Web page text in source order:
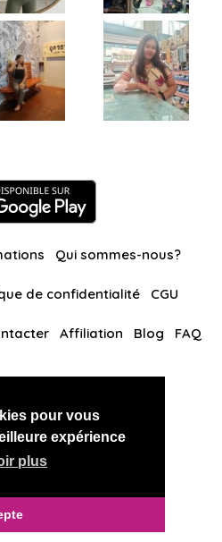
pour vous
expérience
plus
Qui sommes-nous?
de confidentialité CGU
Affiliation Blog FAQ
RussianKisses